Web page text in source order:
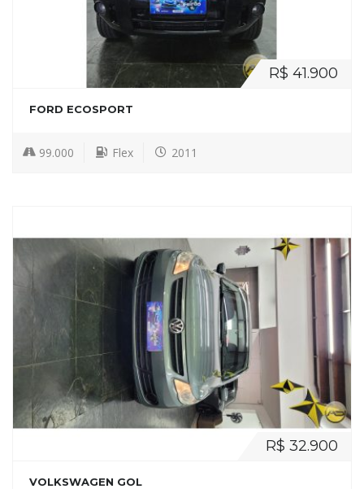
R$ 41.900
FORD ECOSPORT
99.000 Flex 2011
R$ 32.900
VOLKSWAGEN GOL